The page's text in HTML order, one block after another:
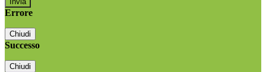
Errore
Chiudi
Successo
Chiudi